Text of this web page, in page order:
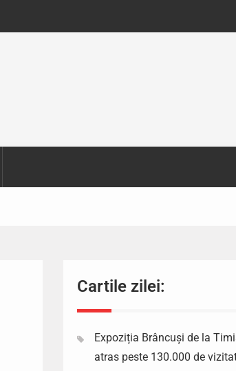
Expoziția Brâncuși de la
130.000 de vizitatori
Cartile zilei:
Expoziția Brâncuși de la
atras peste 130.000 de